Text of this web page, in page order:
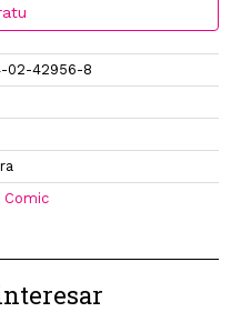
02-42956-8